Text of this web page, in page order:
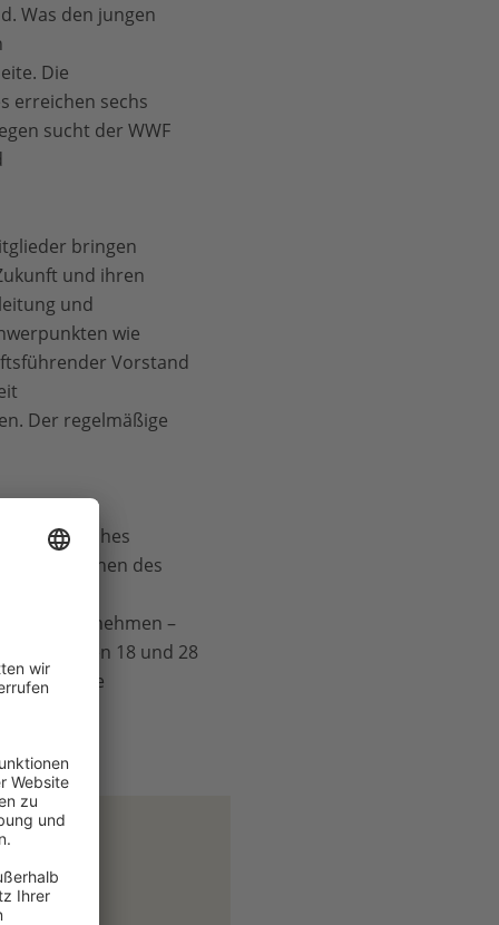
Was den jungen
Die
erreichen sechs
sucht der WWF
bringen
und ihren
und
wie
Vorstand
Der regelmäßige
ökologisches
des
teilzunehmen –
zwischen 18 und 28
Die